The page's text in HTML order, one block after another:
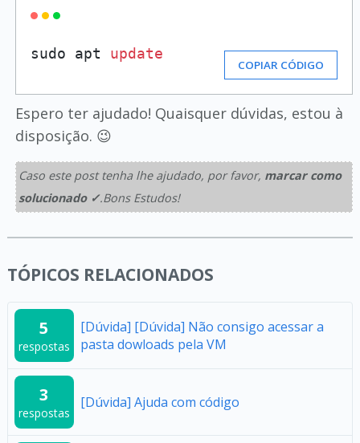
sudo apt update
COPIAR CÓDIGO
Espero ter ajudado! Quaisquer dúvidas, estou à
disposição. 😉
Caso este post tenha lhe ajudado, por favor, marcar como
solucionado ✓.Bons Estudos!
TÓPICOS RELACIONADOS
5
respostas
[Dúvida] [Dúvida] Não consigo acessar a
pasta dowloads pela VM
3
respostas
[Dúvida] Ajuda com código